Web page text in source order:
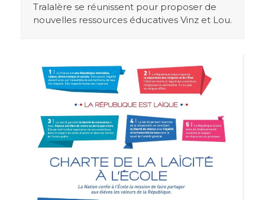
Tralalère se réunissent pour proposer de
nouvelles ressources éducatives Vinz et Lou.